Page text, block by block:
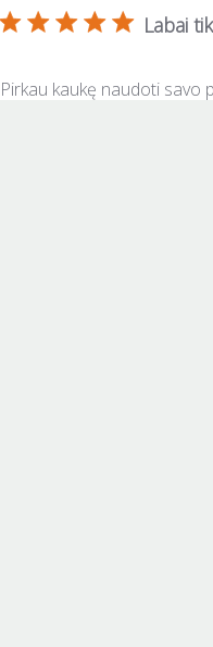
Labai
Pirkau kaukę naudoti savo